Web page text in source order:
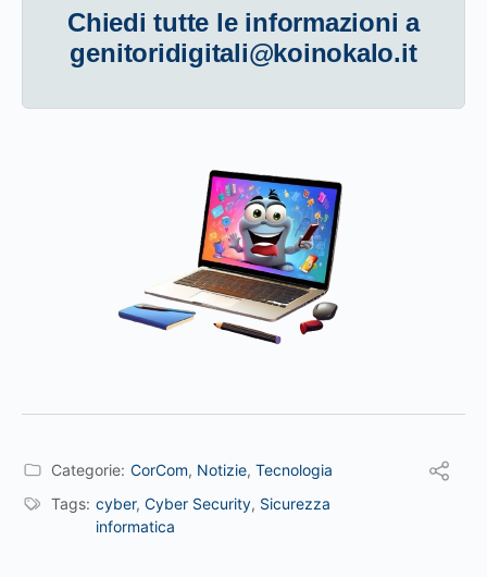
Chiedi tutte le informazioni a
genitoridigitali@koinokalo.it
Categorie: CorCom, Notizie, Tecnologia
Tags: cyber, Cyber Security, Sicurezza
informatica